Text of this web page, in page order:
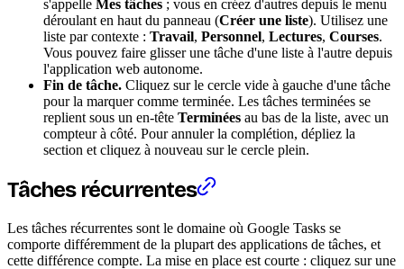
s'appelle Mes tâches ; vous en créez d'autres depuis le menu
déroulant en haut du panneau (Créer une liste). Utilisez une
liste par contexte : Travail, Personnel, Lectures, Courses.
Vous pouvez faire glisser une tâche d'une liste à l'autre depuis
l'application web autonome.
Fin de tâche. Cliquez sur le cercle vide à gauche d'une tâche
pour la marquer comme terminée. Les tâches terminées se
replient sous un en-tête Terminées au bas de la liste, avec un
compteur à côté. Pour annuler la complétion, dépliez la
section et cliquez à nouveau sur le cercle plein.
Tâches récurrentes
Les tâches récurrentes sont le domaine où Google Tasks se
comporte différemment de la plupart des applications de tâches, et
cette différence compte. La mise en place est courte : cliquez sur une